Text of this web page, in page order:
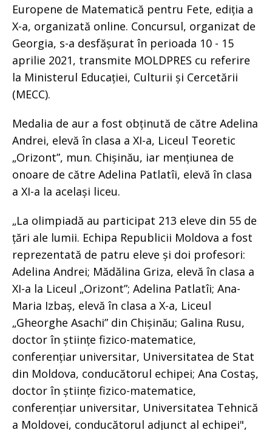
Europene de Matematică pentru Fete, ediția a
X-a, organizată online. Concursul, organizat de
Georgia, s-a desfășurat în perioada 10 - 15
aprilie 2021, transmite MOLDPRES cu referire
la Ministerul Educației, Culturii și Cercetării
(MECC).
Medalia de aur a fost obținută de către Adelina
Andrei, elevă în clasa a XI-a, Liceul Teoretic
„Orizont”, mun. Chișinău, iar mențiunea de
onoare de către Adelina Patlatîi, elevă în clasa
a XI-a la același liceu.
„La olimpiadă au participat 213 eleve din 55 de
țări ale lumii. Echipa Republicii Moldova a fost
reprezentată de patru eleve și doi profesori:
Adelina Andrei; Mădălina Griza, elevă în clasa a
XI-a la Liceul „Orizont”; Adelina Patlatîi; Ana-
Maria Izbaș, elevă în clasa a X-a, Liceul
„Gheorghe Asachi” din Chișinău; Galina Rusu,
doctor în științe fizico-matematice,
conferențiar universitar, Universitatea de Stat
din Moldova, conducătorul echipei; Ana Costaș,
doctor în științe fizico-matematice,
conferențiar universitar, Universitatea Tehnică
a Moldovei, conducătorul adjunct al echipei",